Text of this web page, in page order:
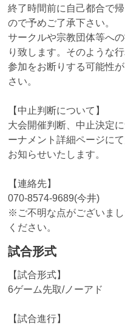
終了時間前に自己都合で
ので予めご了承下さい。
サークルや宗教団体等へ
り致します。そのような
参加をお断りする可能性
さい。
【中止判断について】
大会開催判断、中止決定
ーナメント詳細ページに
お知らせいたします。
【連絡先】
070-8574-9689(今井)
※ご不明な点がございま
ください。
試合形式
【試合形式】
6ゲーム先取/ノーアド
【試合進行】